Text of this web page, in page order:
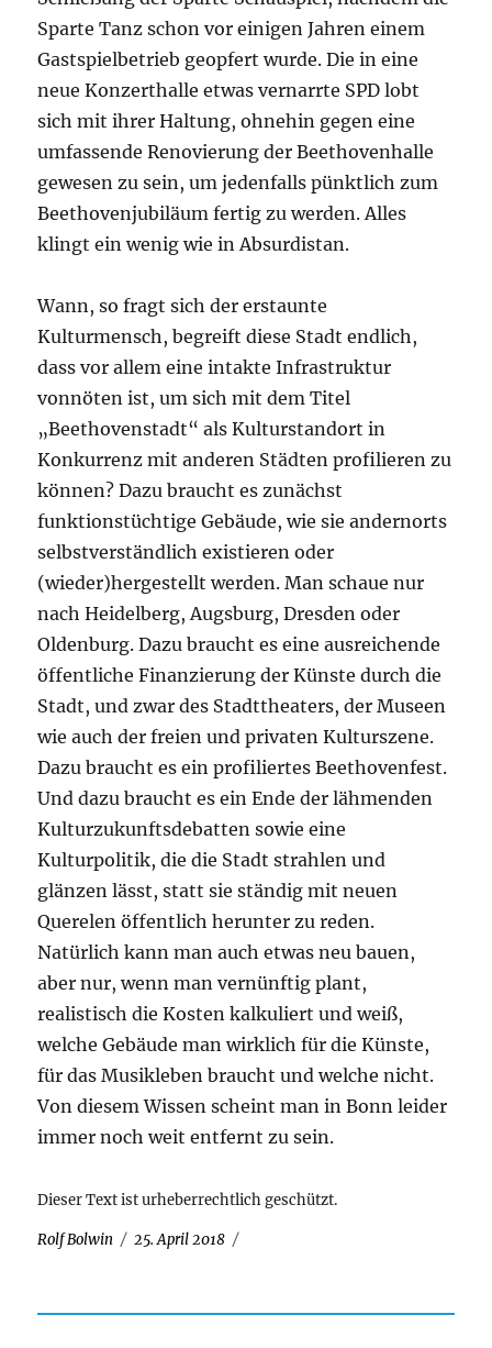
Sparte Tanz schon vor einigen Jahren einem
Gastspielbetrieb geopfert wurde. Die in eine
neue Konzerthalle etwas vernarrte SPD lobt
sich mit ihrer Haltung, ohnehin gegen eine
umfassende Renovierung der Beethovenhalle
gewesen zu sein, um jedenfalls pünktlich zum
Beethovenjubiläum fertig zu werden. Alles
klingt ein wenig wie in Absurdistan.
Wann, so fragt sich der erstaunte
Kulturmensch, begreift diese Stadt endlich,
dass vor allem eine intakte Infrastruktur
vonnöten ist, um sich mit dem Titel
„Beethovenstadt“ als Kulturstandort in
Konkurrenz mit anderen Städten profilieren zu
können? Dazu braucht es zunächst
funktionstüchtige Gebäude, wie sie andernorts
selbstverständlich existieren oder
(wieder)hergestellt werden. Man schaue nur
nach Heidelberg, Augsburg, Dresden oder
Oldenburg. Dazu braucht es eine ausreichende
öffentliche Finanzierung der Künste durch die
Stadt, und zwar des Stadttheaters, der Museen
wie auch der freien und privaten Kulturszene.
Dazu braucht es ein profiliertes Beethovenfest.
Und dazu braucht es ein Ende der lähmenden
Kulturzukunftsdebatten sowie eine
Kulturpolitik, die die Stadt strahlen und
glänzen lässt, statt sie ständig mit neuen
Querelen öffentlich herunter zu reden.
Natürlich kann man auch etwas neu bauen,
aber nur, wenn man vernünftig plant,
realistisch die Kosten kalkuliert und weiß,
welche Gebäude man wirklich für die Künste,
für das Musikleben braucht und welche nicht.
Von diesem Wissen scheint man in Bonn leider
immer noch weit entfernt zu sein.
Dieser Text ist urheberrechtlich geschützt.
Autor
Rolf Bolwin
Veröffentlicht
25. April 2018